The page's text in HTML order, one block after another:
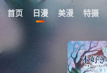
首页 日漫 美漫 特摄